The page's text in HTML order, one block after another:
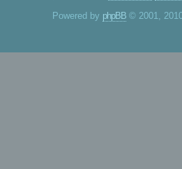
Powered by phpBB © 2001,